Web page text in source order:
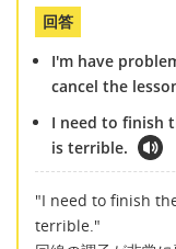
回答
I'm have
cancel the
I need to finish
is terrible.
"I need to finish
terrible."